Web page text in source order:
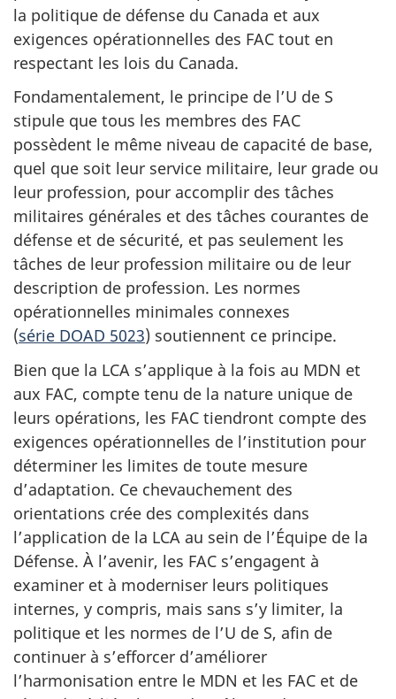
la politique de défense du Canada et aux
exigences opérationnelles des FAC tout en
respectant les lois du Canada.
Fondamentalement, le principe de l’U de S
stipule que tous les membres des FAC
possèdent le même niveau de capacité de base,
quel que soit leur service militaire, leur grade ou
leur profession, pour accomplir des tâches
militaires générales et des tâches courantes de
défense et de sécurité, et pas seulement les
tâches de leur profession militaire ou de leur
description de profession. Les normes
opérationnelles minimales connexes
(série DOAD 5023) soutiennent ce principe.
Bien que la LCA s’applique à la fois au MDN et
aux FAC, compte tenu de la nature unique de
leurs opérations, les FAC tiendront compte des
exigences opérationnelles de l’institution pour
déterminer les limites de toute mesure
d’adaptation. Ce chevauchement des
orientations crée des complexités dans
l’application de la LCA au sein de l’Équipe de la
Défense. À l’avenir, les FAC s’engagent à
examiner et à moderniser leurs politiques
internes, y compris, mais sans s’y limiter, la
politique et les normes de l’U de S, afin de
continuer à s’efforcer d’améliorer
l’harmonisation entre le MDN et les FAC et de